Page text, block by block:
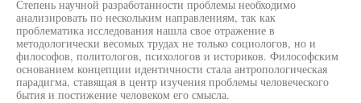
Степень научной разработанности проблемы необходимо
анализировать по нескольким направлениям, так как
проблематика исследования нашла свое отражение в
методологически весомых трудах не только социологов, но и
философов, политологов, психологов и историков. Философским
основанием концепции идентичности стала антропологическая
парадигма, ставящая в центр изучения проблемы человеческого
бытия и постижение человеком его смысла.